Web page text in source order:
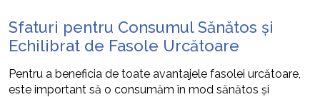
Sfaturi pentru Consumul Sănătos și
Echilibrat de Fasole Urcătoare
Pentru a beneficia de toate avantajele fasolei urcătoare,
este important să o consumăm în mod sănătos și